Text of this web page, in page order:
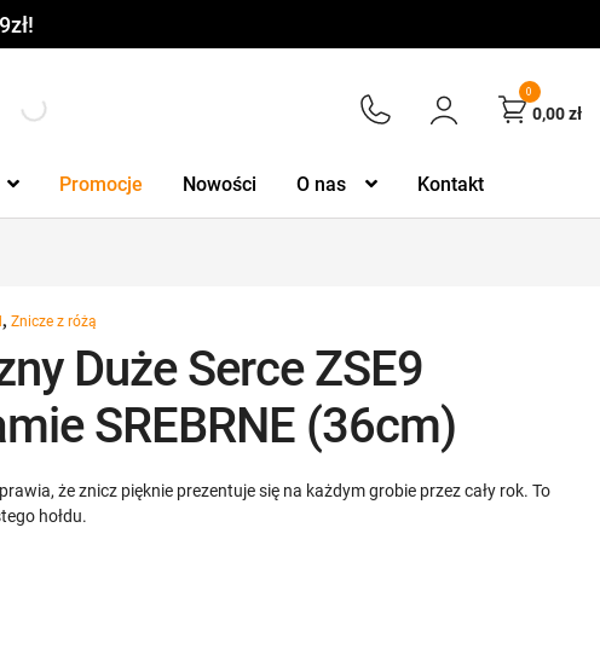
0
0,00zł
Promocje Nowości O nas Kontakt
,Znicze z różą
Duże Serce ZSE9
SREBRNE (36cm)
że znicz pięknie prezentuje się na każdym grobie przez cały rok. To
hołdu.